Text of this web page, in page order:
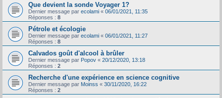
Que devient la sonde Voyager 1?
Dernier message par ecolami « 06/01/2021, 11:35
Réponses : 8
Pétrole et écologie
Dernier message par ecolami « 06/01/2021, 11:27
Réponses : 8
Calvados goût d'alcool à brûler
Dernier message par Popov « 20/12/2020, 13:18
Réponses : 2
Recherche d'une expérience en science cognitive
Dernier message par Moinss « 30/11/2020, 16:22
Réponses : 2